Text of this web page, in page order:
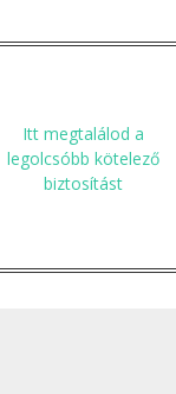
Itt megtalálod a
legolcsóbb kötelező
biztosítást